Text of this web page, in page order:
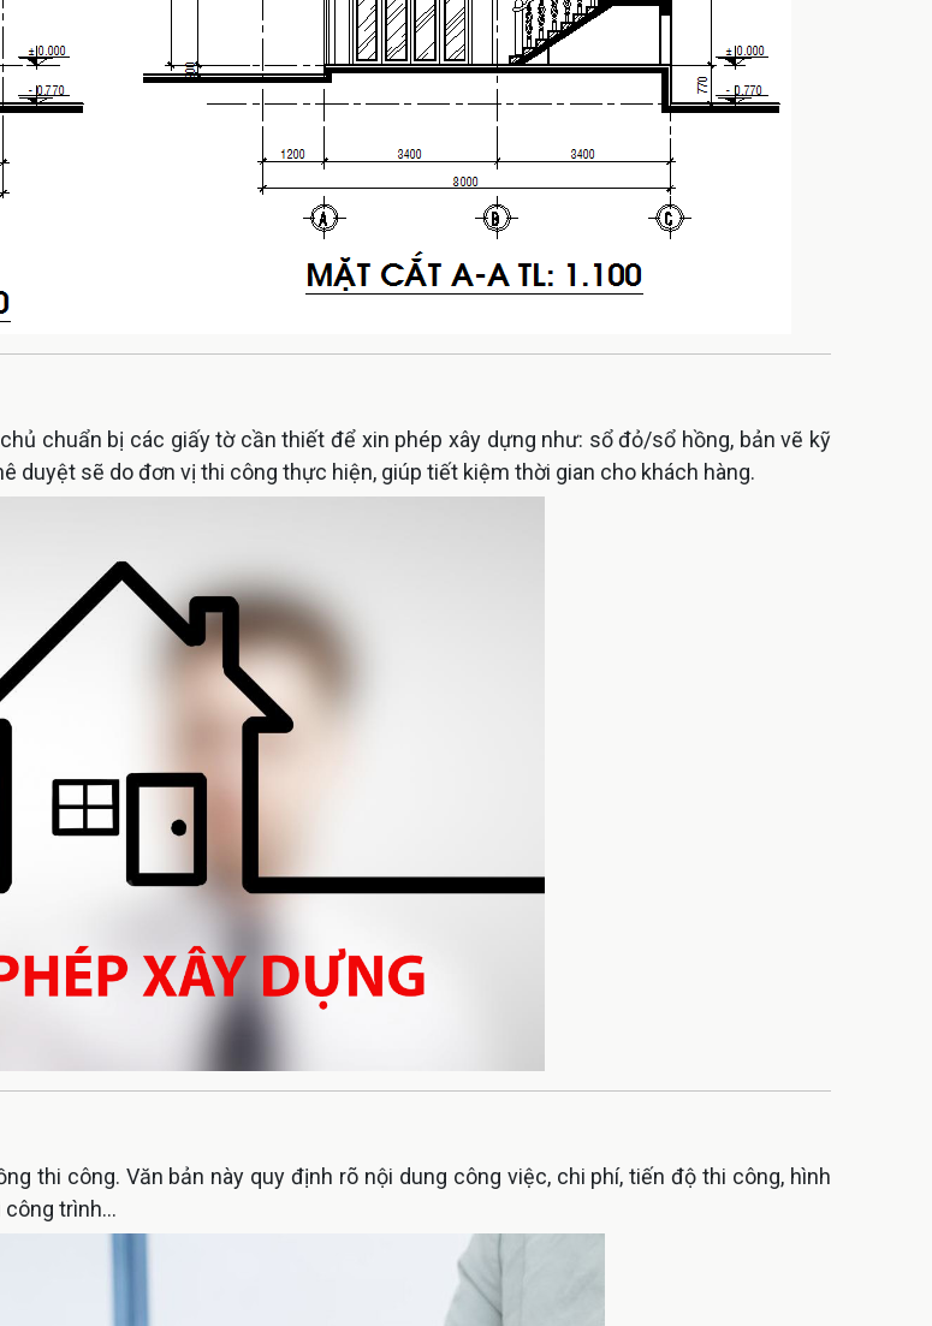
chuẩn bị các giấy tờ cần thiết để xin phép xây dựng như: sổ đỏ/sổ hồng, bản vẽ kỹ
duyệt sẽ do đơn vị thi công thực hiện, giúp tiết kiệm thời gian cho khách hàng.
thi công. Văn bản này quy định rõ nội dung công việc, chi phí, tiến độ thi công, hình
trình...